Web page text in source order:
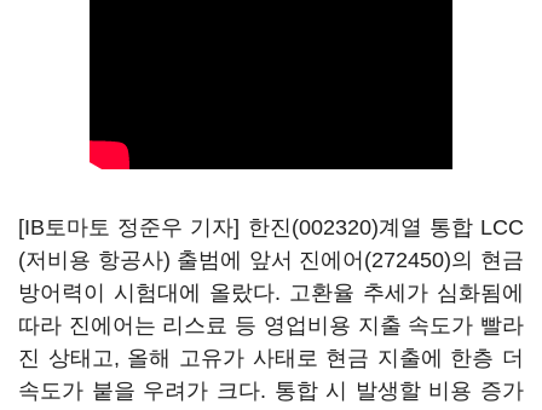
[IB토마토 정준우 기자] 한진(002320)계열 통합 LCC
(저비용 항공사) 출범에 앞서 진에어(272450)의 현금
방어력이 시험대에 올랐다. 고환율 추세가 심화됨에
따라 진에어는 리스료 등 영업비용 지출 속도가 빨라
진 상태고, 올해 고유가 사태로 현금 지출에 한층 더
속도가 붙을 우려가 크다. 통합 시 발생할 비용 증가